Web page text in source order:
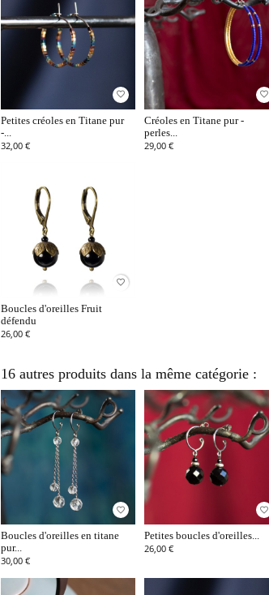
favorite_border
Petites créoles en Titane pur
-...
32,00 €
favorite_border
Créoles en Titane pur -
perles...
29,00 €
favorite_border
Boucles d'oreilles Fruit
défendu
26,00 €
16 autres produits dans la même catégorie :
favorite_border
Boucles d'oreilles en titane
pur...
30,00 €
favorite_border
Petites boucles d'oreilles...
26,00 €